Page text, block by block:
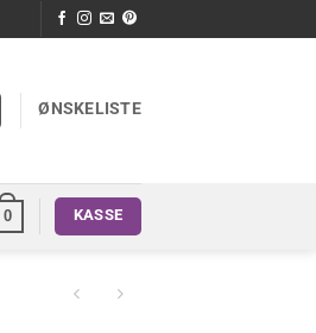
ØNSKELISTE
0 KASSE